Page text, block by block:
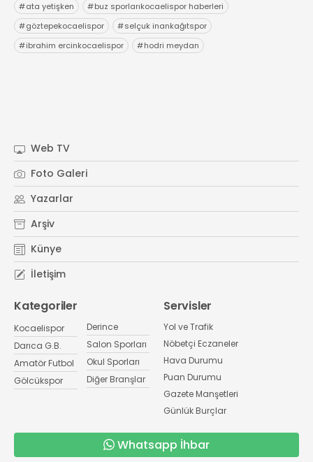
#ata yetişken #buz sporlarıkocaelispor haberleri
#göztepekocaelispor #selçuk inankağıtspor
#ibrahim ercinkocaelispor #hodri meydan
Web TV
Foto Galeri
Yazarlar
Arşiv
Künye
İletişim
Kategoriler
Kocaelispor
Darıca G.B.
Amatör Futbol
Gölcükspor
Derince
Salon Sporları
Okul Sporları
Diğer Branşlar
Servisler
Yol ve Trafik
Nöbetçi Eczaneler
Hava Durumu
Puan Durumu
Gazete Manşetleri
Günlük Burçlar
Whatsapp İhbar